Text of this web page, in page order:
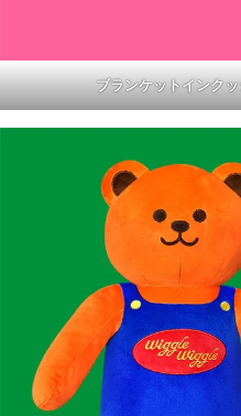
ブランケットインク